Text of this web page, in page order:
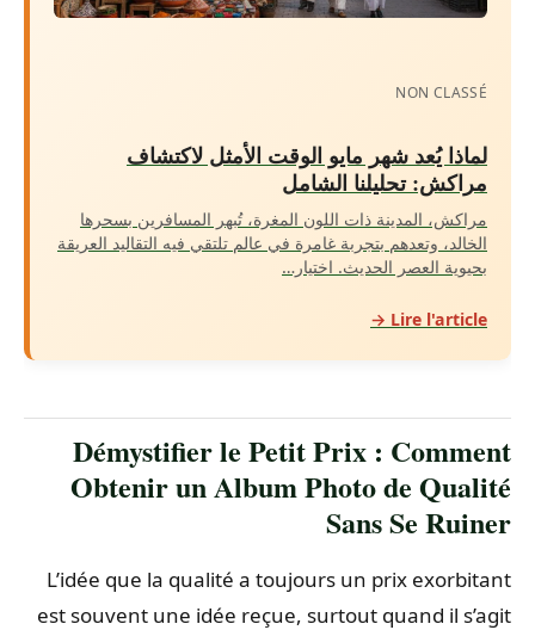
NON CLASSÉ
لماذا يُعد شهر مايو الوقت الأمثل لاكتشاف
مراكش: تحليلنا الشامل
مراكش، المدينة ذات اللون المغرة، تُبهر المسافرين بسحرها
الخالد، وتعدهم بتجربة غامرة في عالم تلتقي فيه التقاليد العريقة
بحيوية العصر الحديث. اختيار…
Lire l'article →
Démystifier le Petit Prix : Comment
Obtenir un Album Photo de Qualité
Sans Se Ruiner
L’idée que la qualité a toujours un prix exorbitant
est souvent une idée reçue, surtout quand il s’agit